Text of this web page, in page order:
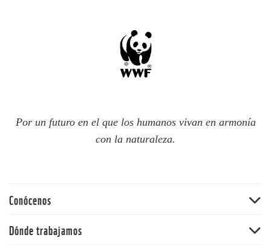
Por un futuro en el que los humanos vivan en armonía
con la naturaleza.
Conócenos
60 aniversario
Dónde trabajamos